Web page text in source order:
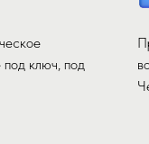
ключ, под